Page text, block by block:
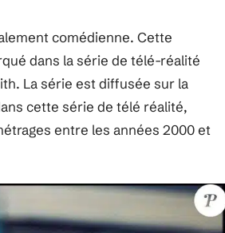
comédienne. Cette
dans la série de télé-réalité
La série est diffusée sur la
cette série de télé réalité,
entre les années 2000 et